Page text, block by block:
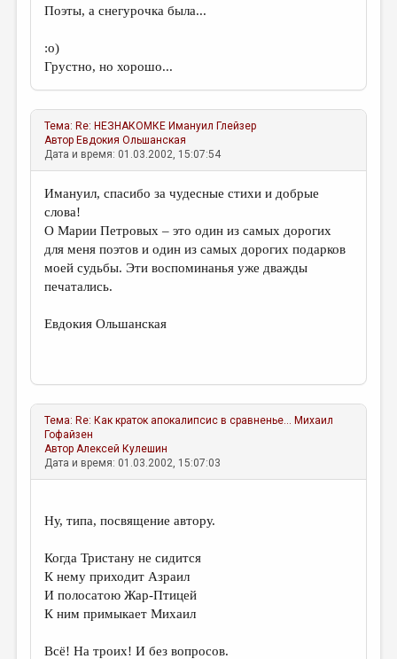
РЕЦЕНЗИРОВАНИЕ
ЦИКЛЫ ПУБЛИКАЦИЙ
МЕДИА
ВКОНТАКТЕ
Поэты, а снегурочка была...
:о)
Грустно, но хорошо...
Тема: Re: НЕЗНАКОМКЕ Имануил Глейзер
Автор Евдокия Ольшанская
Дата и время: 01.03.2002, 15:07:54
Имануил, спасибо за чудесные стихи и добрые
слова!
О Марии Петровых – это один из самых дорогих
для меня поэтов и один из самых дорогих подарков
моей судьбы. Эти воспоминанья уже дважды
печатались.
Евдокия Ольшанская
Тема: Re: Как краток апокалипсис в сравненье... Михаил
Гофайзен
АвторАлексей Кулешин
Дата и время: 01.03.2002, 15:07:03
Ну, типа, посвящение автору.
Когда Тристану не сидится
К нему приходит Азраил
И полосатою Жар-Птицей
К ним примыкает Михаил
Всё! На троих! И без вопросов.